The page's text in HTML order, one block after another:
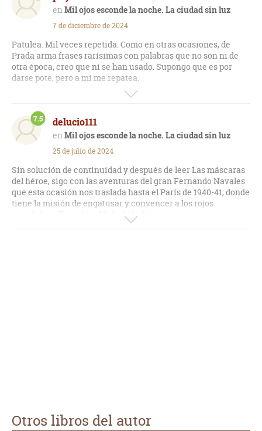
Mil ojos esconde la noche. La ciudad sin luz
7 de diciembre de 2024
Patulea. Mil veces repetida. Como en otras ocasiones, de
Prada arma frases rarísimas con palabras que no son ni de
otra época, creo que ni se han usado. Supongo que es por
darse pote, pero a mí me repatea.
Después, el protagonista me ha resultado odioso. Se ríe de
todo el mundo, tiene dos caras. Por otra parte tenemos
demasiada descripción de marranadas (mocos, escupitajos,
cacas...) que lo hace repugnante. Porque además no sé a qué
vienen ni qué aportan. Es el último intento de leer a este
autor que hago.
delucio111
Mil ojos esconde la noche. La ciudad sin luz
7.5
25 de julio de 2024
Sin solución de continuidad y después de leer Las máscaras
del héroe, sigo con las aventuras del gran Fernando Navales
que esta ocasión nos traslada hasta el París de 1940-41, donde
tiene la misión de engatusar y convencer a los rojos
españoles y llevarlos al lado de la falange.
Otros libros del autor